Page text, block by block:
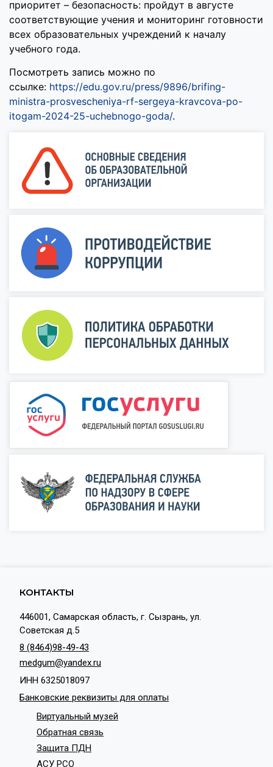
приоритет – безопасность: пройдут в августе
соответствующие учения и мониторинг готовности
всех образовательных учреждений к началу
учебного года.
Посмотреть запись можно по
ссылке: https://edu.gov.ru/press/9896/brifing-
ministra-prosvescheniya-rf-sergeya-kravcova-po-
itogam-2024-25-uchebnogo-goda/.
КОНТАКТЫ
446001, Самарская область, г. Сызрань, ул.
Советская д.5
8 (8464)98-49-43
medgum@yandex.ru
ИНН 6325018097
Банковские реквизиты для оплаты
Виртуальный музей
Обратная связь
Защита ПДН
АСУ РСО